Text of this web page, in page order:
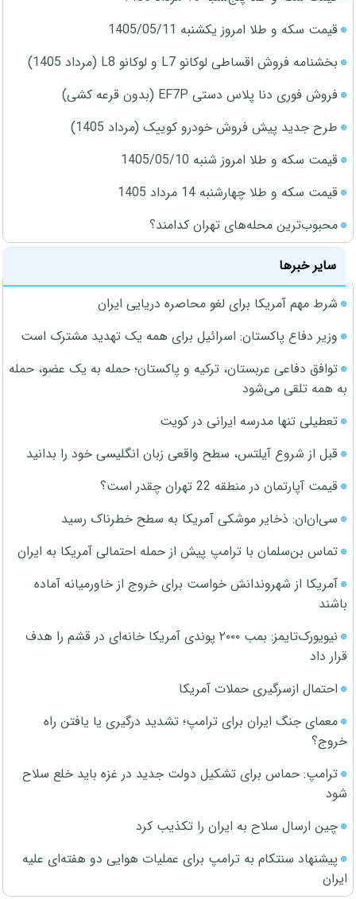
قیمت سکه و طلا امروز یکشنبه 1405/05/11
بخشنامه فروش اقساطی لوکانو L7 و لوکانو L8 (مرداد 1405)
فروش فوری دنا پلاس دستی EF7P (بدون قرعه کشی)
طرح جدید پیش فروش خودرو کوییک (مرداد 1405)
قیمت سکه و طلا امروز شنبه 1405/05/10
قیمت سکه و طلا چهارشنبه 14 مرداد 1405
محبوب‌ترین محله‌های تهران کدامند؟
سایر خبرها
شرط مهم آمریکا برای لغو محاصره دریایی ایران
وزیر دفاع پاکستان: اسرائیل برای همه یک تهدید مشترک است
توافق دفاعی عربستان، ترکیه و پاکستان؛ حمله به یک عضو، حمله
به همه تلقی می‌شود
تعطیلی تنها مدرسه ایرانی در کویت
قبل از شروع آیلتس، سطح واقعی زبان انگلیسی خود را بدانید
قیمت آپارتمان در منطقه 22 تهران چقدر است؟
سی‌ان‌ان: ذخایر موشکی آمریکا به سطح خطرناک رسید
تماس بن‌سلمان با ترامپ پیش از حمله احتمالی آمریکا به ایران
آمریکا از شهروندانش خواست برای خروج از خاورمیانه آماده
باشند
نیویورک‌تایمز: بمب ۲۰۰۰ پوندی آمریکا خانه‌ای در قشم را هدف
قرار داد
احتمال ازسرگیری حملات آمریکا
معمای جنگ ایران برای ترامپ؛ تشدید درگیری یا یافتن راه
خروج؟
ترامپ: حماس برای تشکیل دولت جدید در غزه باید خلع سلاح
شود
چین ارسال سلاح به ایران را تکذیب کرد
پیشنهاد سنتکام به ترامپ برای عملیات هوایی دو هفته‌ای علیه
ایران